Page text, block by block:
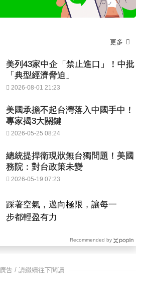
更多
美列43家中企「禁止進口」！中批
「典型經濟脅迫」
2026-08-01 21:23
美國承擔不起台灣落入中國手中！
專家揭3大關鍵
2026-05-25 08:24
總統提捍衛現狀無台獨問題！美國
務院：對台政策未變
2026-05-19 07:23
踩著空氣，邁向極限，讓每一
步都輕盈有力
Recommended by
廣告 / 請繼續往下閱讀